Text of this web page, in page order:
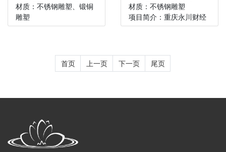
材质：不锈钢雕塑、锻铜
雕塑
项目简介：重庆大足中学
材质：不锈钢雕塑
项目简介：重庆永川财经
职业学院不锈钢雕塑
首页 上一页 下一页 尾页